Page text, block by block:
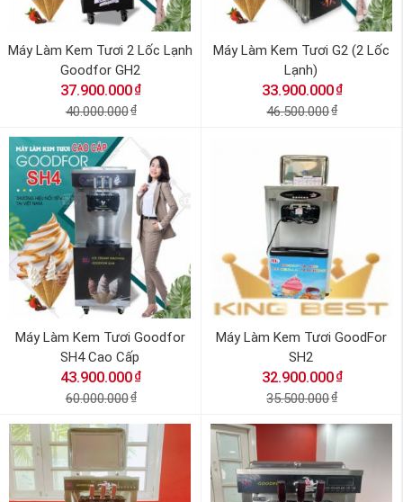
Máy Làm Kem Tươi 2 Lốc Lạnh
Goodfor GH2
37.900.000 ₫
40.000.000₫
Máy Làm Kem Tươi G2 (2 Lốc
Lạnh)
33.900.000 ₫
46.500.000₫
Máy Làm Kem Tươi Goodfor
SH4 Cao Cấp
43.900.000 ₫
60.000.000₫
Máy Làm Kem Tươi GoodFor
SH2
32.900.000 ₫
35.500.000₫